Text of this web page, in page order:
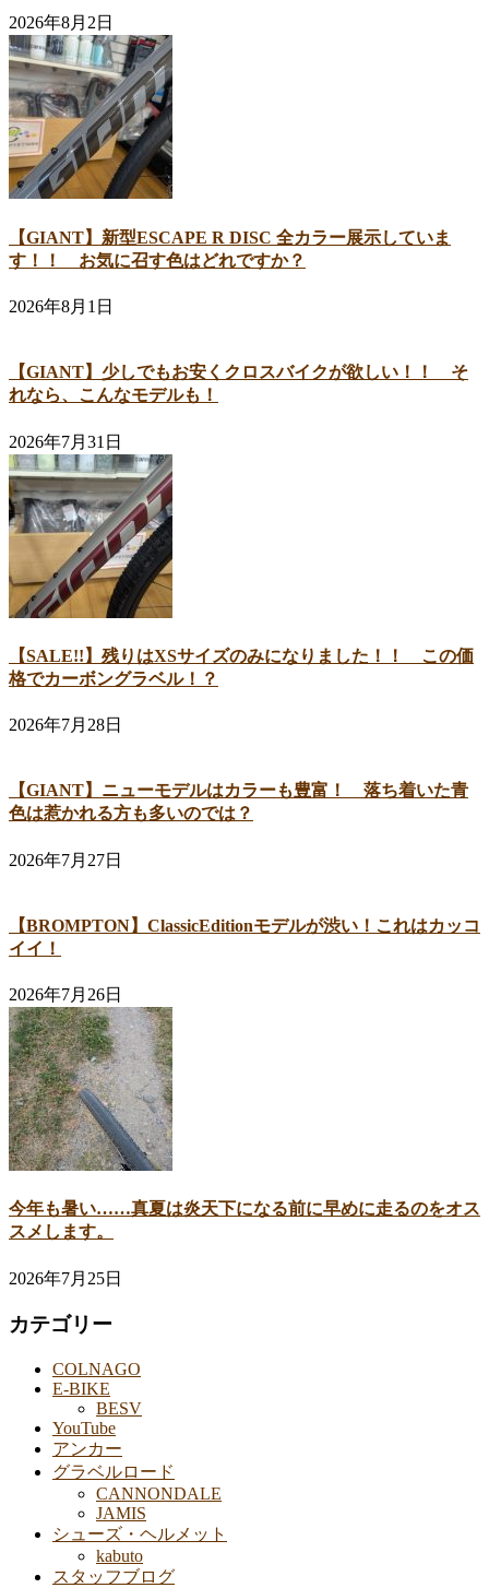
2026年8月2日
【GIANT】新型ESCAPE R DISC 全カラー展示していま
す！！ お気に召す色はどれですか？
2026年8月1日
【GIANT】少しでもお安くクロスバイクが欲しい！！ そ
れなら、こんなモデルも！
2026年7月31日
【SALE!!】残りはXSサイズのみになりました！！ この価
格でカーボングラベル！？
2026年7月28日
【GIANT】ニューモデルはカラーも豊富！ 落ち着いた青
色は惹かれる方も多いのでは？
2026年7月27日
【BROMPTON】ClassicEditionモデルが渋い！これはカッコ
イイ！
2026年7月26日
今年も暑い……真夏は炎天下になる前に早めに走るのをオス
スメします。
2026年7月25日
カテゴリー
COLNAGO
E-BIKE
BESV
YouTube
アンカー
グラベルロード
CANNONDALE
JAMIS
シューズ・ヘルメット
kabuto
スタッフブログ